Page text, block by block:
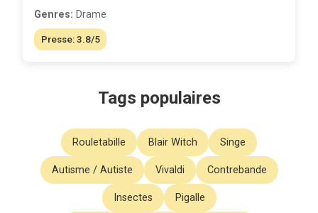
Genres: Drame
Presse: 3.8/5
Tags populaires
Rouletabille Blair Witch Singe
Autisme / Autiste Vivaldi Contrebande
Insectes Pigalle